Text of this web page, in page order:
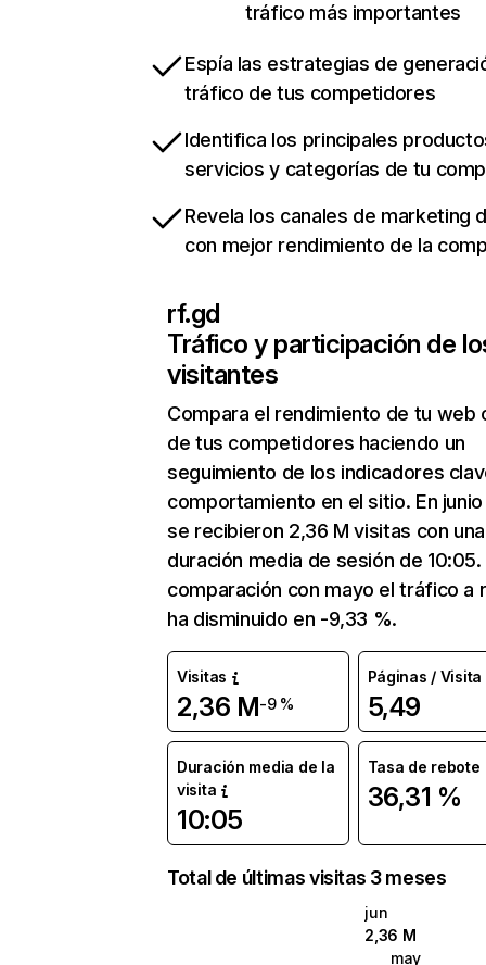
tráfico más importantes
Espía las estrategias de
tráfico de tus competidores
Identifica los principales
servicios y categorías de tu
Revela los canales de marketing
con mejor rendimiento de la
rf.gd
Tráfico y participación de
visitantes
Compara el rendimiento de tu web
de tus competidores haciendo un
seguimiento de los indicadores
comportamiento en el sitio. En
se recibieron 2,36 M visitas con una
duración media de sesión de 10:05.
comparación con mayo el tráfico a
ha disminuido en -9,33 %.
Visitas
2,36 M-9 %
Páginas / Visita
5,49
Duración media de la
visita
10:05
Tasa de rebote
36,31 %
Total de últimas visitas 3 meses
jun
2,36 M
may